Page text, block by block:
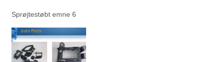
Sprøjtestøbt emne 6